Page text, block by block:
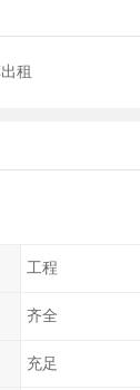
租
工程
齐全
充足